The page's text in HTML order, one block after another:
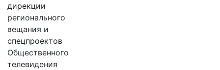
дирекции
регионального
вещания и
спецпроектов
Общественного
телевидения